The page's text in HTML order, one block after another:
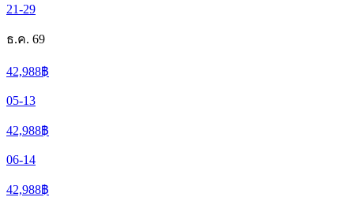
21-29
ธ.ค. 69
42,988฿
05-13
42,988฿
06-14
42,988฿